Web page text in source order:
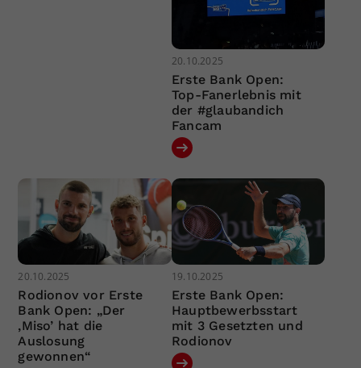
20.10.2025
Erste Bank Open:
Top-Fanerlebnis mit
der #glaubandich
Fancam
20.10.2025
Rodionov vor Erste
Bank Open: „Der
‚Miso’ hat die
Auslosung
gewonnen“
19.10.2025
Erste Bank Open:
Hauptbewerbsstart
mit 3 Gesetzten und
Rodionov